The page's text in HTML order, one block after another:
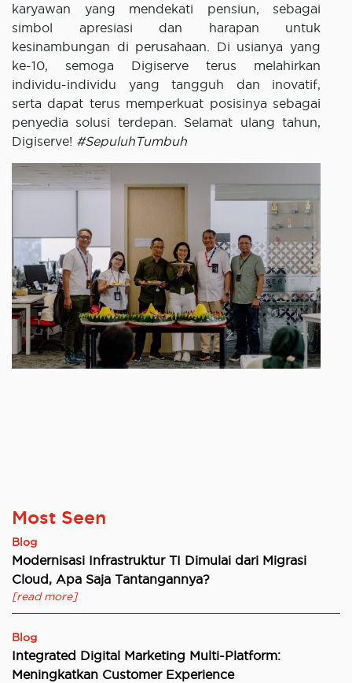
karyawan yang mendekati pensiun, sebagai
simbol apresiasi dan harapan untuk
kesinambungan di perusahaan. Di usianya yang
ke-10, semoga Digiserve terus melahirkan
individu-individu yang tangguh dan inovatif,
serta dapat terus memperkuat posisinya sebagai
penyedia solusi terdepan. Selamat ulang tahun,
Digiserve! #SepuluhTumbuh
Most Seen
Blog
Modernisasi Infrastruktur TI Dimulai dari Migrasi
Cloud, Apa Saja Tantangannya?
[read more]
Blog
Integrated Digital Marketing Multi-Platform:
Meningkatkan Customer Experience